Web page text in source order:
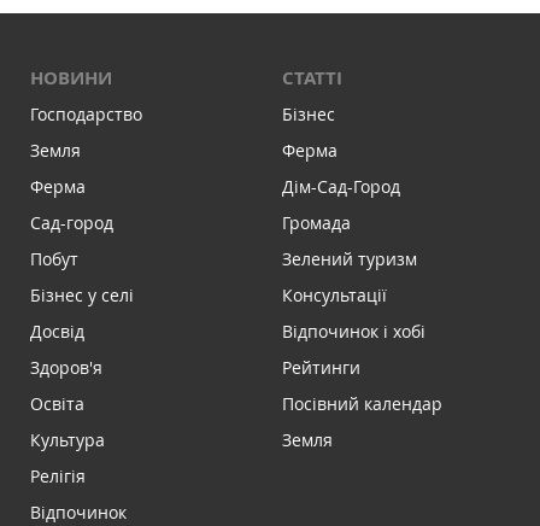
НОВИНИ
Господарство
Земля
Ферма
Сад-город
Побут
Бізнес у селі
Досвід
Здоров'я
Освіта
Культура
Релігія
Відпочинок
СТАТТІ
Бізнес
Ферма
Дім-Сад-Город
Громада
Зелений туризм
Консультації
Відпочинок і хобі
Рейтинги
Посівний календар
Земля